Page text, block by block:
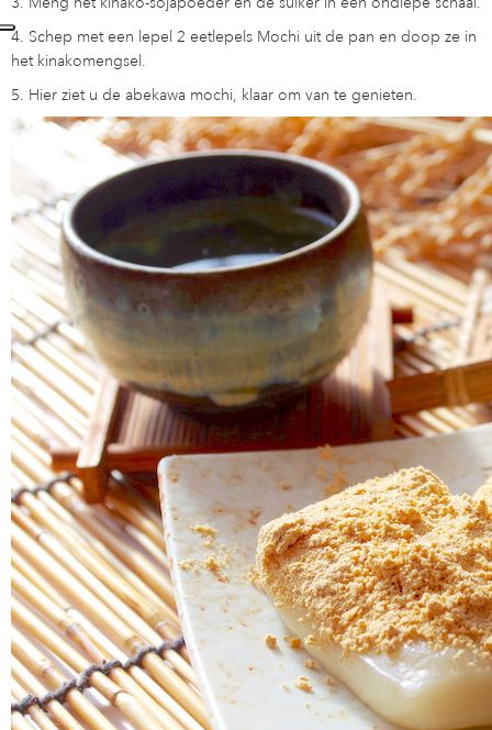
4. Schep met een lepel 2 eetlepels Mochi uit de pan en doop ze in
het kinakomengsel.
5. Hier ziet u de abekawa mochi, klaar om van te genieten.